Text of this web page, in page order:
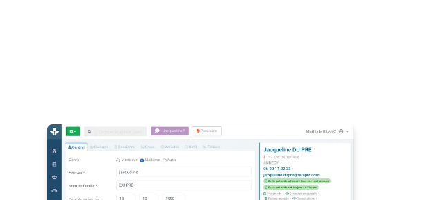
Personnalisez le contenu de vos
retards
votre agenda grâce aux notifications SMS
les notifications pour les rendez-vous en
chacun de vos patients